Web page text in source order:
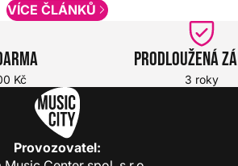
VÍCE ČLÁNKŮ
Kč
Prodloužená
3 roky
Provozovatel: